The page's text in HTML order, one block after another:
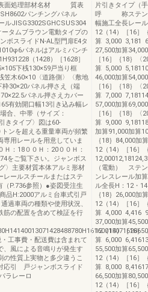
表面処理部材名材 質表
パンチングパネル
ルJISG3302SGHCSUS304
タムブラウン電動タイプの
ボスライドN-AL型門扉E4タ
パネルはアルミパンチ
（1428）［1628］
下桟130×59戸当り框
笠木60×10〈道路側〉〈敷地
30×20パネル押さえ（端
パネル押さえカバー
有効開口幅13引き込み幅レ
合、中帯（サイズ：
きタイプ〉図は60-
ンを超える重量車両が頻繁
用レールを用意していま
：18００Ｈ：20００Ｈ：
をご覧下さい。ジャンボス
〉主要材質本体アルミ形材
レールスチールまたはステ
P.736参照）●姿図受注生
品H:2000アルミ台車式引戸
過車両の種類や使用状況、
筋の配置を含めて検証を行
工事費・配送費は含まれて
、風による音鳴りが発生す
性質上実物と多少違うこ
応引 戸ジャンボスライド
ラレーロ
片引きタイプ（
呼 称ステンレ
幅施工全長レー
12（14）［16］
算 3,000 3,181
27,500加算
［16］｛18｝〈
算 5,000
46,000加算
［16］｛18｝〈
算 7,000
57,000加算
［16］｛18｝〈
算 9,000
加算91,000加算
｛18｝84,000加
12（14）［16］
（電動） ステ
ンレスレール加
ル全長H：12・
｛18｝26,000
12（14）［16］
算 4,000 4,416
37,000加算
12（14）［16］
算 6,000
55,500加算
12（14）［16］
算 8,000
66,500加算
12（14）［16］